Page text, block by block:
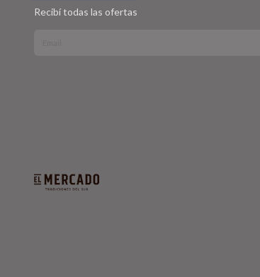
Recibí todas las ofertas